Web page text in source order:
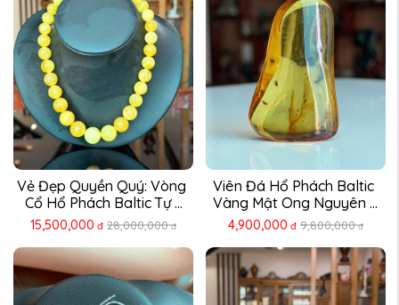
Vẻ Đẹp Quyền Quý: Vòng
Cổ Hổ Phách Baltic Tự ...
15,500,000 đ 28,000,000 đ
Viên Đá Hổ Phách Baltic
Vàng Mật Ong Nguyên ...
4,900,000 đ 9,800,000 đ